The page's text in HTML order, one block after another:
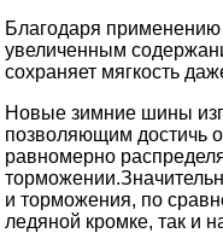
Благодаря применению
увеличенным
сохраняет мягкость
Новые зимние шины
позволяющим достичь
равномерно
торможении
и торможения, по
ледяной кромке, так и